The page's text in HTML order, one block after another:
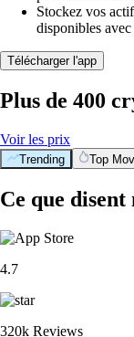
Stockez vos
disponibles
Télécharger l'app
Plus de 400
Voir les prix
Trending Top
Ce que disent
4.7
320k Reviews